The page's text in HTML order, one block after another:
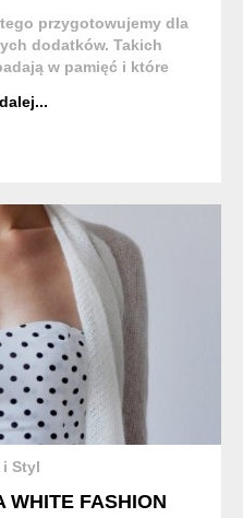
przygotowujemy dla
dodatków. Takich
w pamięć i które
razem gdy weźmiecie
i Styl
WHITE FASHION